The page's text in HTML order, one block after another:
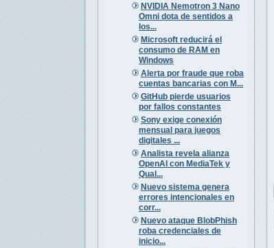
NVIDIA Nemotron 3 Nano
Omni dota de sentidos a
los...
Microsoft reducirá el
consumo de RAM en
Windows
Alerta por fraude que roba
cuentas bancarias con M...
GitHub pierde usuarios
por fallos constantes
Sony exige conexión
mensual para juegos
digitales ...
Analista revela alianza
OpenAI con MediaTek y
Qual...
Nuevo sistema genera
errores intencionales en
corr...
Nuevo ataque BlobPhish
roba credenciales de
inicio...